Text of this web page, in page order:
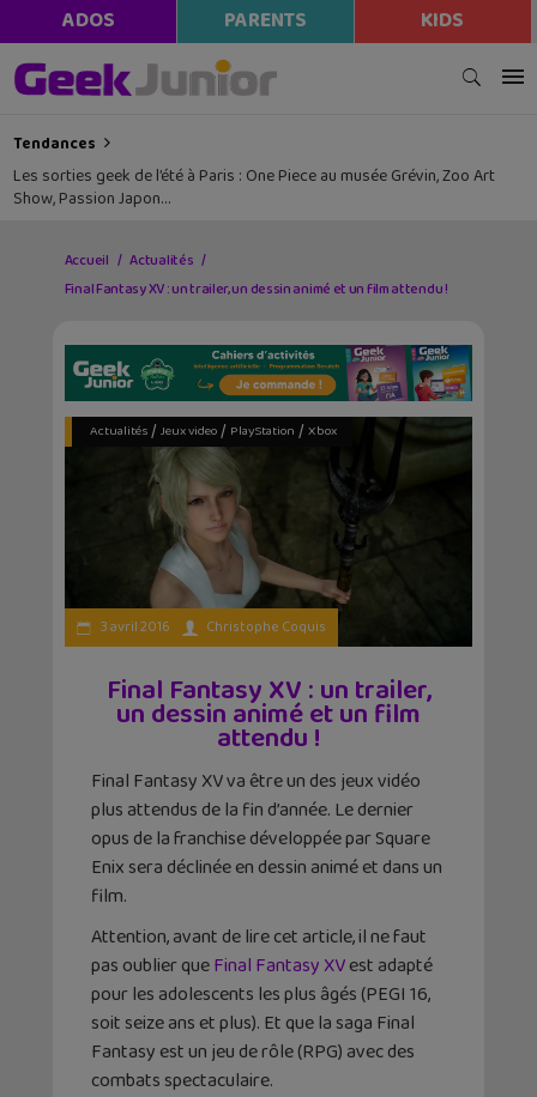
ADOS PARENTS KIDS
Tendances
Les sorties geek de l’été à Paris : One Piece au musée Grévin, Zoo Art
Show, Passion Japon…
Accueil
Actualités
Final Fantasy XV : un trailer, un dessin animé et un film attendu !
Actualités/ Jeux video/ PlayStation / Xbox
3 avril 2016 Christophe Coquis
Final Fantasy XV : un trailer,
un dessin animé et un film
attendu !
Final Fantasy XV va être un des jeux vidéo
plus attendus de la fin d’année. Le dernier
opus de la franchise développée par Square
Enix sera déclinée en dessin animé et dans un
film.
Attention, avant de lire cet article, il ne faut
pas oublier queFinal Fantasy XVest adapté
pour les adolescents les plus âgés (PEGI 16,
soit seize ans et plus). Et que la saga Final
Fantasy est un jeu de rôle (RPG) avec des
combats spectaculaire.